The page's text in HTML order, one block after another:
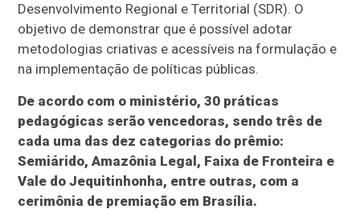
Desenvolvimento Regional e Territorial (SDR). O
objetivo de demonstrar que é possível adotar
metodologias criativas e acessíveis na formulação e
na implementação de políticas públicas.
De acordo com o ministério, 30 práticas
pedagógicas serão vencedoras, sendo três de
cada uma das dez categorias do prêmio:
Semiárido, Amazônia Legal, Faixa de Fronteira e
Vale do Jequitinhonha, entre outras, com a
cerimônia de premiação em Brasília.